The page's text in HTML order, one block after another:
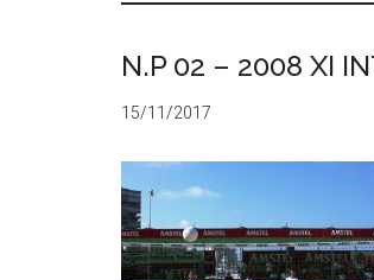
N.P 02 – 2008 XI
15/11/2017